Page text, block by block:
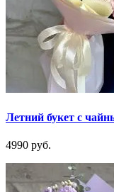
Летний букет с
4990 руб.